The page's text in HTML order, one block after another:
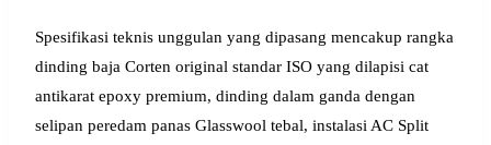
Spesifikasi teknis unggulan yang dipasang mencakup rangka
dinding baja Corten original standar ISO yang dilapisi cat
antikarat epoxy premium, dinding dalam ganda dengan
selipan peredam panas Glasswool tebal, instalasi AC Split